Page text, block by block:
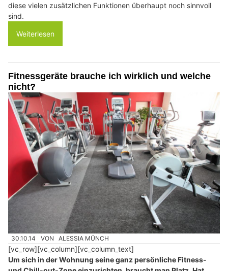
diese vielen zusätzlichen Funktionen überhaupt noch sinnvoll
sind.
Weiterlesen
Fitnessgeräte brauche ich wirklich und welche
nicht?
30.10.14 VON ALESSIA MÜNCH
[vc_row][vc_column][vc_column_text]
Um sich in der Wohnung seine ganz persönliche Fitness-